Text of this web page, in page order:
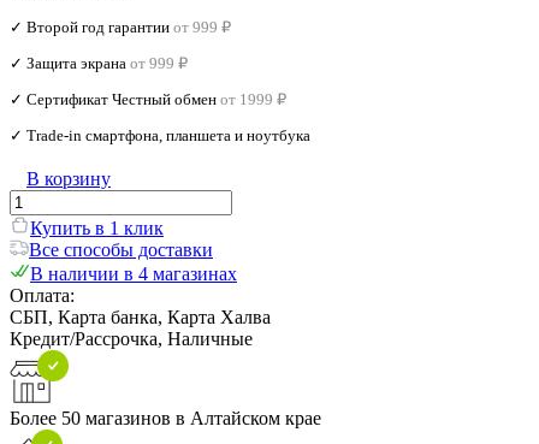
✓ Второй год гарантии от 999 ₽
✓ Защита экрана от 999 ₽
✓ Сертификат Честный обмен от 1999 ₽
✓ Trade‑in смартфона, планшета и ноутбука
В корзину
Купить в 1 клик
Все способы доставки
В наличии в 4 магазинах
Оплата:
СБП, Карта банка, Карта Халва
Кредит/Рассрочка, Наличные
Более 50 магазинов в Алтайском крае